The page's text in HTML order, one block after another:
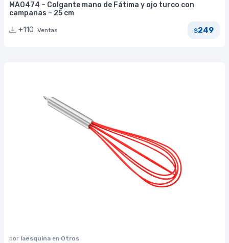
MA0474 – Colgante mano de Fátima y ojo turco con
campanas – 25 cm
+110 Ventas $249
por laesquina en Otros